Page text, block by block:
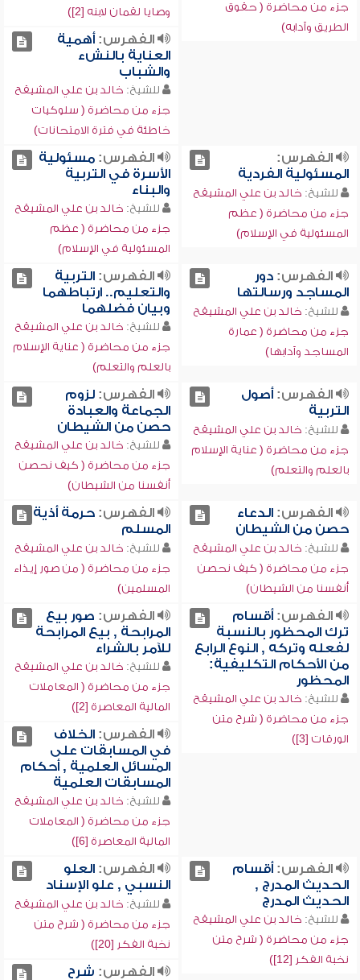
جزء من محاضرة ( حقوق
الطريق وآدابه)
وصايا لقمان لابنه [2])
الفهرس:أهمية
العناية بالنشء
والشباب
للشيخ: خالد بن علي المشيقح
جزء من محاضرة ( سلوكيات
خاطئة في فترة الامتحانات)
الفهرس:
المسئولية الفردية
للشيخ: خالد بن علي المشيقح
جزء من محاضرة ( عظم
المسئولية في الإسلام)
الفهرس:مسئولية
الأسرة في التربية
والبناء
للشيخ: خالد بن علي المشيقح
جزء من محاضرة ( عظم
المسئولية في الإسلام)
الفهرس:دور
المساجد ورسالتها
للشيخ: خالد بن علي المشيقح
جزء من محاضرة ( عمارة
المساجد وآدابها)
الفهرس:التربية
والتعليم.. ارتباطهما
وبيان فضلهما
للشيخ: خالد بن علي المشيقح
جزء من محاضرة ( عناية الإسلام
بالعلم والتعلم)
الفهرس:أصول
التربية
للشيخ: خالد بن علي المشيقح
جزء من محاضرة ( عناية الإسلام
بالعلم والتعلم)
الفهرس:لزوم
الجماعة والعبادة
حصن من الشيطان
للشيخ: خالد بن علي المشيقح
جزء من محاضرة ( كيف نحصن
أنفسنا من الشيطان)
الفهرس:الدعاء
حصن من الشيطان
للشيخ: خالد بن علي المشيقح
جزء من محاضرة ( كيف نحصن
أنفسنا من الشيطان)
الفهرس:حرمة أذية
المسلم
للشيخ: خالد بن علي المشيقح
جزء من محاضرة ( من صور إيذاء
المسلمين)
الفهرس:أقسام
ترك المحظور بالنسبة
لفعله وتركه , النوع الرابع
من الأحكام التكليفية:
المحظور
للشيخ: خالد بن علي المشيقح
جزء من محاضرة ( شرح متن
الورقات [3])
الفهرس: صور بيع
المرابحة , بيع المرابحة
للآمر بالشراء
للشيخ: خالد بن علي المشيقح
جزء من محاضرة ( المعاملات
المالية المعاصرة [2])
الفهرس:الخلاف
في المسابقات على
المسائل العلمية , أحكام
المسابقات العلمية
للشيخ: خالد بن علي المشيقح
جزء من محاضرة ( المعاملات
المالية المعاصرة [6])
الفهرس:أقسام
الحديث المدرج ,
الحديث المدرج
للشيخ: خالد بن علي المشيقح
جزء من محاضرة ( شرح متن
نخبة الفكر [12])
الفهرس:العلو
النسبي , علو الإسناد
للشيخ: خالد بن علي المشيقح
جزء من محاضرة ( شرح متن
نخبة الفكر [20])
الفهرس: شرح